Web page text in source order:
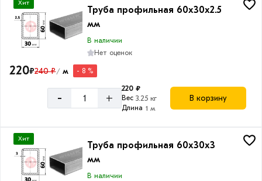
Хит
Труба профильная 60х30х2.5
мм
В наличии
Нет оценок
220₽240 ₽/ м - 8 %
- +
220 ₽
Вес 3.25 кг
Длина 1 м
В корзину
Хит
Труба профильная 60х30х3
мм
В наличии